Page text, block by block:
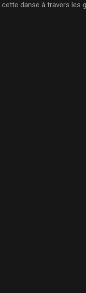
danse à travers